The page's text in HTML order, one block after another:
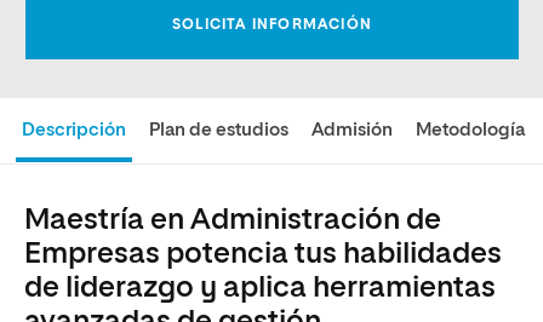
Descripción Plan de estudios Admisión Metodología
Maestría en Administración de
Empresas potencia tus habilidades
de liderazgo y aplica herramientas